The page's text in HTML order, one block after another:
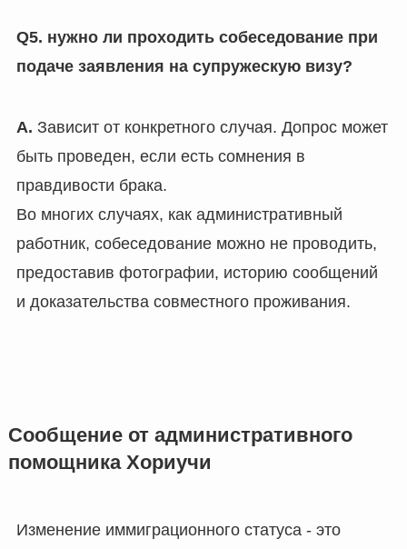
Q5. нужно ли проходить собеседование при
подаче заявления на супружескую визу?
A. Зависит от конкретного случая. Допрос может
быть проведен, если есть сомнения в
правдивости брака.
Во многих случаях, как административный
работник, собеседование можно не проводить,
предоставив фотографии, историю сообщений
и доказательства совместного проживания.
Сообщение от административного
помощника Хориучи
Изменение иммиграционного статуса - это